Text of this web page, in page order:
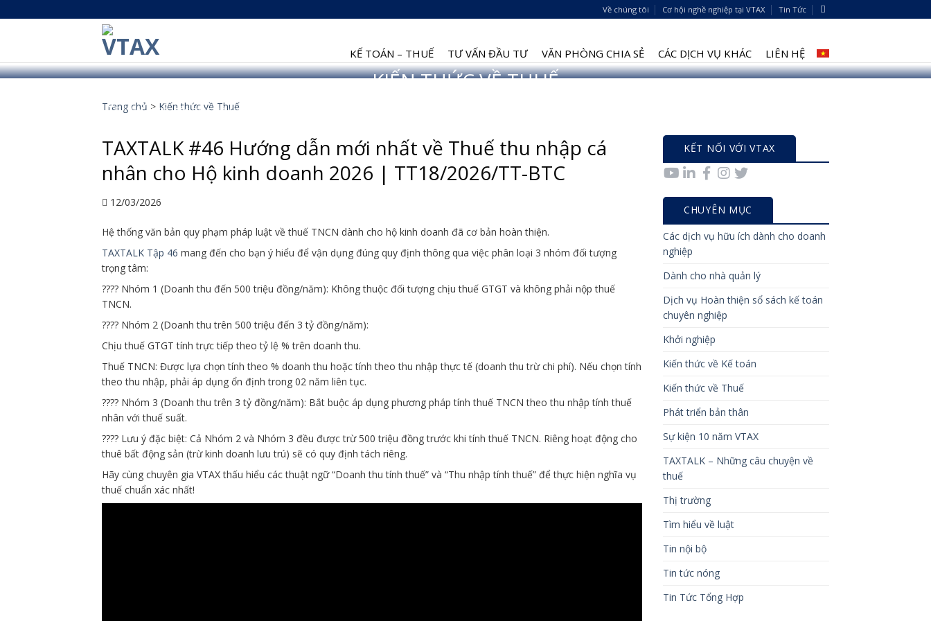
to
Về chúng tôi Cơ hội nghề nghiệp tại VTAX Tin Tức
KẾ TOÁN – THUẾ TƯ VẤN ĐẦU TƯ VĂN PHÒNG CHIA SẺ CÁC DỊCH VỤ KHÁC LIÊN HỆ
KIẾN THỨC VỀ THUẾ
Để đạt được các mục tiêu về thuế trong bối cảnh thế giới không ngừng biến đổi như hiện nay đòi hỏi bề dày kinh nghiệm và khả năng dự đoán. Hãy quyết định
Trang chủ > Kiến thức về Thuế
TAXTALK #46 Hướng dẫn mới nhất về Thuế thu nhập cá
nhân cho Hộ kinh doanh 2026 | TT18/2026/TT-BTC
12/03/2026
Hệ thống văn bản quy phạm pháp luật về thuế TNCN dành cho hộ kinh doanh đã cơ bản hoàn thiện.
TAXTALK Tập 46 mang đến cho bạn ý hiểu để vận dụng đúng quy định thông qua việc phân loại 3 nhóm đối tượng
trọng tâm:
???? Nhóm 1 (Doanh thu đến 500 triệu đồng/năm): Không thuộc đối tượng chịu thuế GTGT và không phải nộp thuế
TNCN.
???? Nhóm 2 (Doanh thu trên 500 triệu đến 3 tỷ đồng/năm):
Chịu thuế GTGT tính trực tiếp theo tỷ lệ % trên doanh thu.
Thuế TNCN: Được lựa chọn tính theo % doanh thu hoặc tính theo thu nhập thực tế (doanh thu trừ chi phí). Nếu chọn tính
theo thu nhập, phải áp dụng ổn định trong 02 năm liên tục.
???? Nhóm 3 (Doanh thu trên 3 tỷ đồng/năm): Bắt buộc áp dụng phương pháp tính thuế TNCN theo thu nhập tính thuế
nhân với thuế suất.
???? Lưu ý đặc biệt: Cả Nhóm 2 và Nhóm 3 đều được trừ 500 triệu đồng trước khi tính thuế TNCN. Riêng hoạt động cho
thuê bất động sản (trừ kinh doanh lưu trú) sẽ có quy định tách riêng.
Hãy cùng chuyên gia VTAX thấu hiểu các thuật ngữ “Doanh thu tính thuế” và “Thu nhập tính thuế” để thực hiện nghĩa vụ
thuế chuẩn xác nhất!
KẾT NỐI VỚI VTAX
CHUYÊN MỤC
Các dịch vụ hữu ích dành cho doanh
nghiệp
Dành cho nhà quản lý
Dịch vụ Hoàn thiện sổ sách kế toán
chuyên nghiệp
Khởi nghiệp
Kiến thức về Kế toán
Kiến thức về Thuế
Phát triển bản thân
Sự kiện 10 năm VTAX
TAXTALK – Những câu chuyện về
thuế
Thị trường
Tìm hiểu về luật
Tin nội bộ
Tin tức nóng
Tin Tức Tổng Hợp